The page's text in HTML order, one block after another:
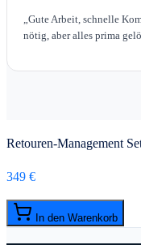
„Gute Arbeit, schnelle
nötig, aber alles prima
Retouren-Management
349 €
In den Warenkorb